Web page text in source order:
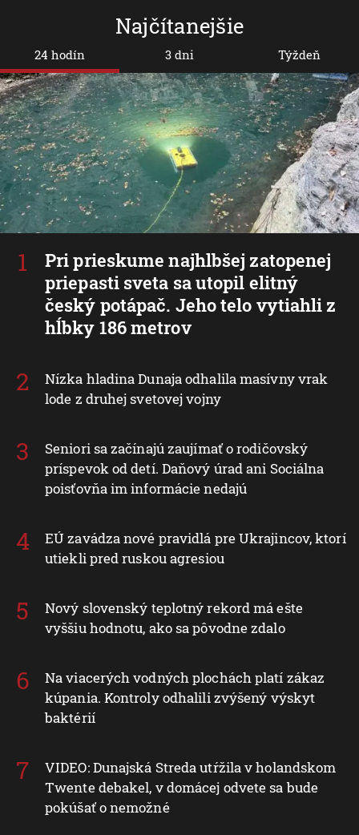
Najčítanejšie
24 hodín
Pri prieskume najhlbšej zatopenej
priepasti sveta sa utopil elitný
český potápač. Jeho telo vytiahli z
hĺbky 186 metrov
Nízka hladina Dunaja odhalila masívny vrak
lode z druhej svetovej vojny
Seniori sa začínajú zaujímať o rodičovský
príspevok od detí. Daňový úrad ani Sociálna
poisťovňa im informácie nedajú
EÚ zavádza nové pravidlá pre Ukrajincov, ktorí
utiekli pred ruskou agresiou
Nový slovenský teplotný rekord má ešte
vyššiu hodnotu, ako sa pôvodne zdalo
Na viacerých vodných plochách platí zákaz
kúpania. Kontroly odhalili zvýšený výskyt
baktérií
VIDEO: Dunajská Streda utŕžila v holandskom
Twente debakel, v domácej odvete sa bude
pokúšať o nemožné
3 dni Týždeň